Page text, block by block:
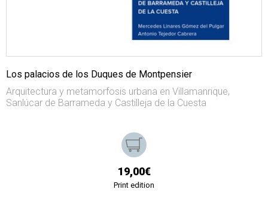
Los palacios de los Duques de Montpensier
Arquitectura y metamorfosis urbana en Villamanrique,
Sanlúcar de Barrameda y Castilleja de la Cuesta
19,00€
Print edition